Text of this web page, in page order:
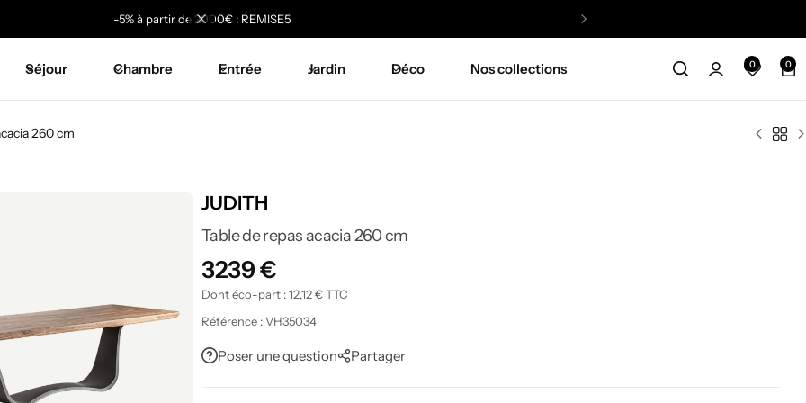
-5% à partir de 2000€ : REMISE5
Séjour Chambre Entrée Jardin Déco Nos collections 0 0
260 cm
JUDITH
Table de repas acacia 260 cm
3239€
Dont éco-part : 12,12 € TTC
Référence : VH35034
Poser une question Partager